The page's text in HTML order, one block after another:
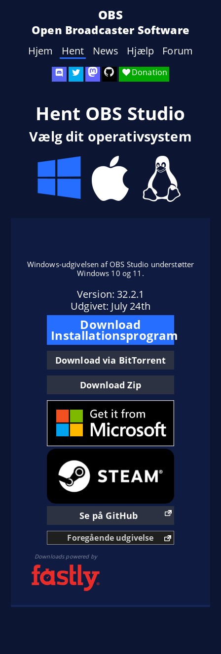
OBS
Open Broadcaster Software
Donation
Hjem Hent News Hjælp Forum
Hent OBS Studio
Vælg dit operativsystem
Windows-udgivelsen af OBS Studio understøtter
Windows 10 og 11.
Version: 32.2.1
Udgivet: July 24th
Download
Installationsprogram
Download via BitTorrent
Download Zip
Se på GitHub
Foregående udgivelse
Downloads powered by
sudo apt install ffmpeg
sudo add-apt-repository ppa:obsproject/obs-
studio
sudo apt install obs-studio